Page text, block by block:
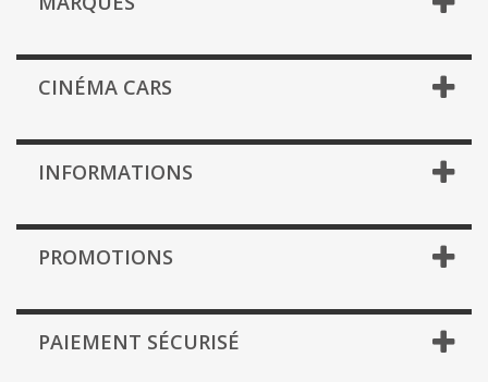
CINÉMA CARS
INFORMATIONS
PROMOTIONS
PAIEMENT SÉCURISÉ